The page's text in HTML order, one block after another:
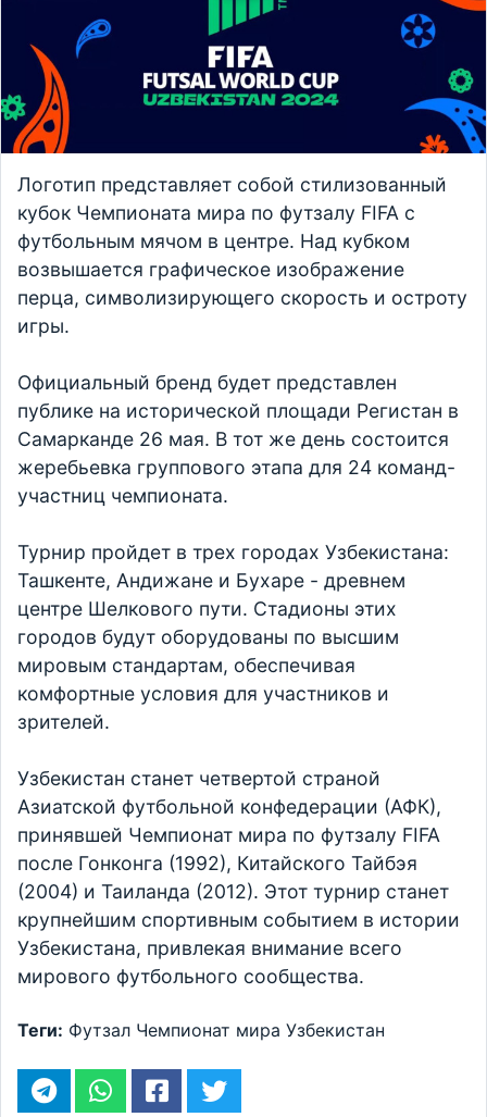
Логотип представляет собой стилизованный
кубок Чемпионата мира по футзалу FIFA с
футбольным мячом в центре. Над кубком
возвышается графическое изображение
перца, символизирующего скорость и остроту
игры.
Официальный бренд будет представлен
публике на исторической площади Регистан в
Самарканде 26 мая. В тот же день состоится
жеребьевка группового этапа для 24 команд-
участниц чемпионата.
Турнир пройдет в трех городах Узбекистана:
Ташкенте, Андижане и Бухаре - древнем
центре Шелкового пути. Стадионы этих
городов будут оборудованы по высшим
мировым стандартам, обеспечивая
комфортные условия для участников и
зрителей.
Узбекистан станет четвертой страной
Азиатской футбольной конфедерации (АФК),
принявшей Чемпионат мира по футзалу FIFA
после Гонконга (1992), Китайского Тайбэя
(2004) и Таиланда (2012). Этот турнир станет
крупнейшим спортивным событием в истории
Узбекистана, привлекая внимание всего
мирового футбольного сообщества.
Теги: Футзал Чемпионат мира Узбекистан